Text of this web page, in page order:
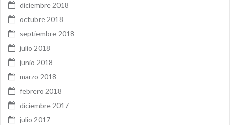
diciembre 2018
octubre 2018
septiembre 2018
julio 2018
junio 2018
marzo 2018
febrero 2018
diciembre 2017
julio 2017